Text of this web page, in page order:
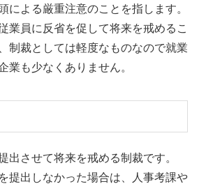
による厳重注意のことを指します。
業員に反省を促して将来を戒めるこ
制裁としては軽度なものなので就業
業も少なくありません。
出させて将来を戒める制裁です。
提出しなかった場合は、人事考課や